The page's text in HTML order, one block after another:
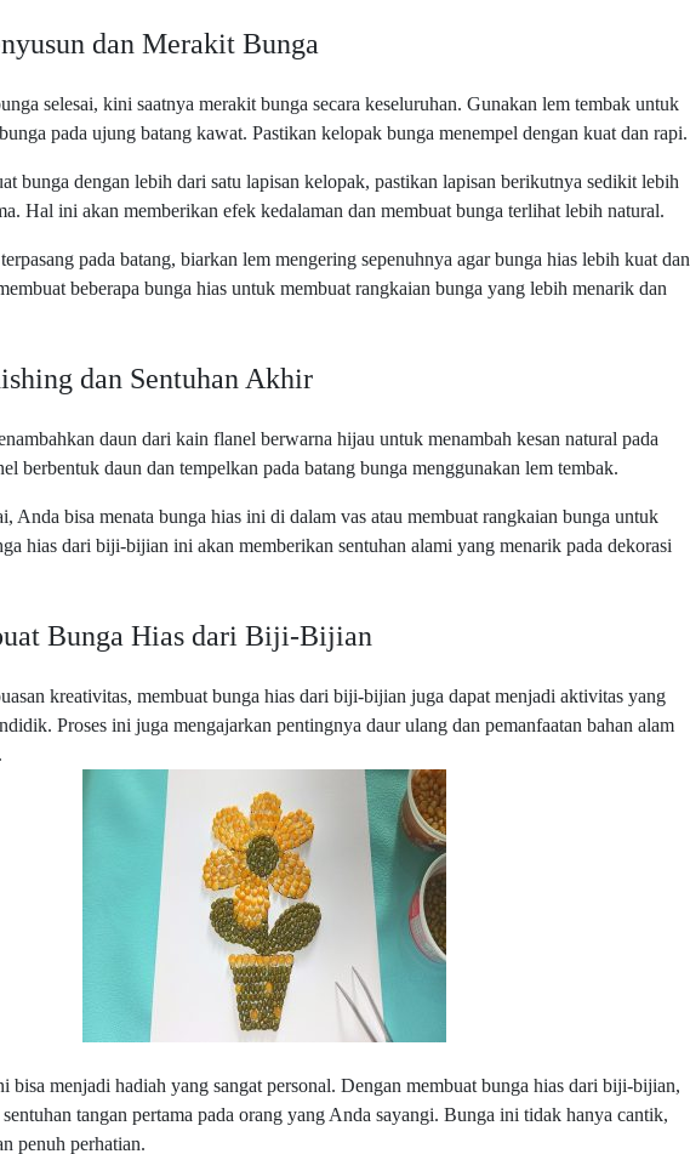
dan Merakit Bunga
selesai, kini saatnya merakit bunga secara keseluruhan. Gunakan lem tembak untuk
pada ujung batang kawat. Pastikan kelopak bunga menempel dengan kuat dan rapi.
bunga dengan lebih dari satu lapisan kelopak, pastikan lapisan berikutnya sedikit lebih
Hal ini akan memberikan efek kedalaman dan membuat bunga terlihat lebih natural.
pada batang, biarkan lem mengering sepenuhnya agar bunga hias lebih kuat dan
beberapa bunga hias untuk membuat rangkaian bunga yang lebih menarik dan
dan Sentuhan Akhir
daun dari kain flanel berwarna hijau untuk menambah kesan natural pada
berbentuk daun dan tempelkan pada batang bunga menggunakan lem tembak.
Anda bisa menata bunga hias ini di dalam vas atau membuat rangkaian bunga untuk
hias dari biji-bijian ini akan memberikan sentuhan alami yang menarik pada dekorasi
Bunga Hias dari Biji-Bijian
kreativitas, membuat bunga hias dari biji-bijian juga dapat menjadi aktivitas yang
Proses ini juga mengajarkan pentingnya daur ulang dan pemanfaatan bahan alam
bisa menjadi hadiah yang sangat personal. Dengan membuat bunga hias dari biji-bijian,
tangan pertama pada orang yang Anda sayangi. Bunga ini tidak hanya cantik,
penuh perhatian.